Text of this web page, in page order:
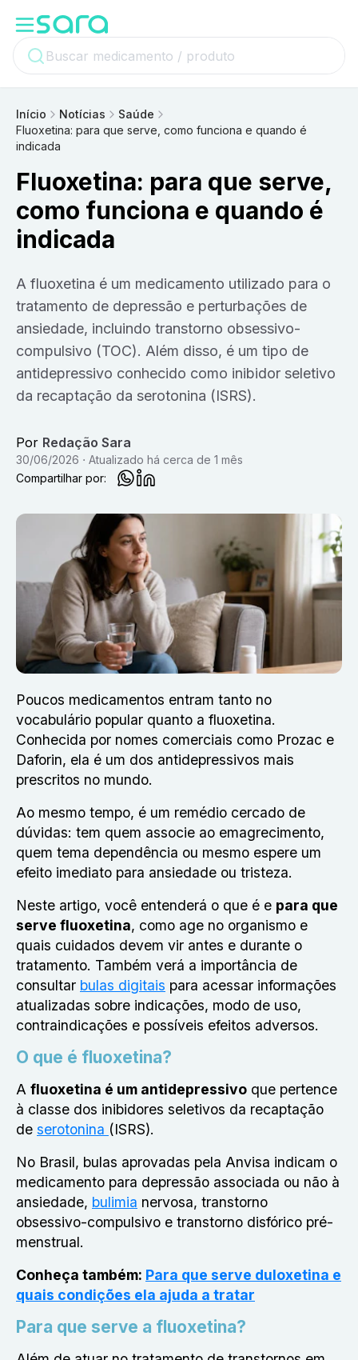
Início Notícias
Saúde
Fluoxetina: para que serve, como funciona e quando é
indicada
Fluoxetina: para que serve,
como funciona e quando é
indicada
A fluoxetina é um medicamento utilizado para o
tratamento de depressão e perturbações de
ansiedade, incluindo transtorno obsessivo-
compulsivo (TOC). Além disso, é um tipo de
antidepressivo conhecido como inibidor seletivo
da recaptação da serotonina (ISRS).
Por Redação Sara
30/06/2026 Atualizado há cerca de 1 mês
Compartilhar por:
Poucos medicamentos entram tanto no
vocabulário popular quanto a fluoxetina.
Conhecida por nomes comerciais como Prozac e
Daforin, ela é um dos antidepressivos mais
prescritos no mundo.
Ao mesmo tempo, é um remédio cercado de
dúvidas: tem quem associe ao emagrecimento,
quem tema dependência ou mesmo espere um
efeito imediato para ansiedade ou tristeza.
Neste artigo, você entenderá o que é e para que
serve fluoxetina, como age no organismo e
quais cuidados devem vir antes e durante o
tratamento. Também verá a importância de
consultar bulas digitais para acessar informações
atualizadas sobre indicações, modo de uso,
contraindicações e possíveis efeitos adversos.
O que é fluoxetina?
A fluoxetina é um antidepressivo que pertence
à classe dos inibidores seletivos da recaptação
de serotonina (ISRS).
No Brasil, bulas aprovadas pela Anvisa indicam o
medicamento para depressão associada ou não à
ansiedade, bulimia nervosa, transtorno
obsessivo-compulsivo e transtorno disfórico pré-
menstrual.
Conheça também: Para que serve duloxetina e
quais condições ela ajuda a tratar
Para que serve a fluoxetina?